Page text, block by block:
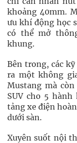
khoảng 40mm.
ưu khí động học
có thể mở
khung.
Bên trong, các
ra một không
Mustang mà
SUV cho 5
tảng xe điện
dưới sàn.
Xuyên suốt nội